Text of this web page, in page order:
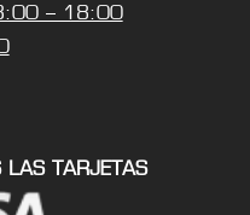
– 18:00
LAS TARJETAS